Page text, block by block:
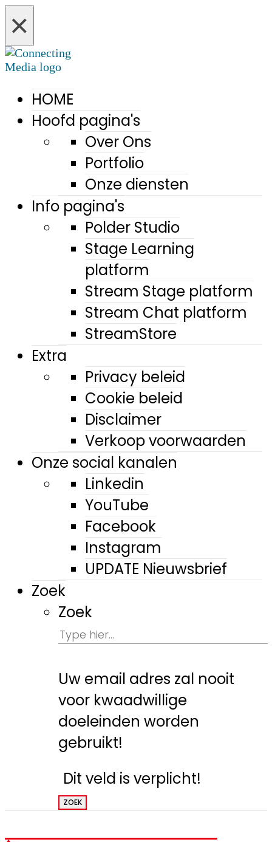
×
HOME
Hoofd pagina's
Over Ons
Portfolio
Onze diensten
Info pagina's
Polder Studio
Stage Learning
platform
Stream Stage platform
Stream Chat platform
StreamStore
Extra
Privacy beleid
Cookie beleid
Disclaimer
Verkoop voorwaarden
Onze social kanalen
Linkedin
YouTube
Facebook
Instagram
UPDATE Nieuwsbrief
Zoek
Zoek
Uw email adres zal nooit
voor kwaadwillige
doeleinden worden
gebruikt!
Dit veld is verplicht!
ZOEK